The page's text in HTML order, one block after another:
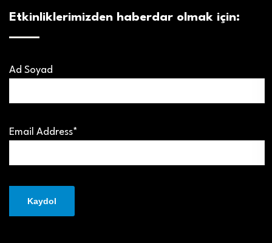
Etkinliklerimizden haberdar olmak için:
Ad Soyad
Email Address*